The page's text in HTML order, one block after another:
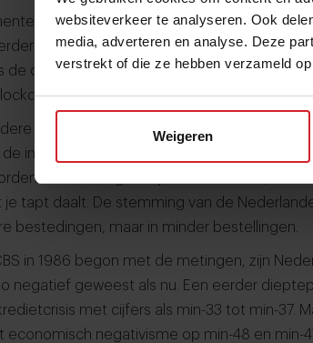
websiteverkeer te analyseren. Ook
media, adverteren en analyse. Deze
verstrekt of die ze hebben verzameld
Weigeren
beweegt de laatste
door het CBS zijn vastgesteld. Normaal
de omzet, moeten dalen. Maar de situatie is
met onvergelijkbaar lage
reden zeggen de juist stijgende
inflatie (geld wordt minder waard) stijgen
misschien groeit jouw omzet wel, maar
je tapt daalt. De stemming van de
bestedingen, maar in minder bestellingen.
in 1986 begon met de metingen, zijn
negatief geweest als nu. Een eerder
met cijfers als min-33 tot min-37.
economisch negativisme op min-48 en min-